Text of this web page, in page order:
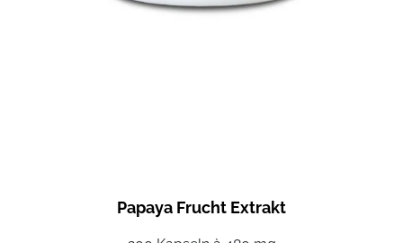
Papaya Frucht Extrakt